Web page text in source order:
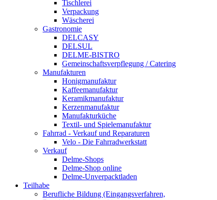
Tischlerei
Verpackung
Wäscherei
Gastronomie
DELCASY
DELSUL
DELME-BISTRO
Gemeinschaftsverpflegung / Catering
Manufakturen
Honigmanufaktur
Kaffeemanufaktur
Keramikmanufaktur
Kerzenmanufaktur
Manufakturküche
Textil- und Spielemanufaktur
Fahrrad - Verkauf und Reparaturen
Velo - Die Fahrradwerkstatt
Verkauf
Delme-Shops
Delme-Shop online
Delme-Unverpacktladen
Teilhabe
Berufliche Bildung (Eingangsverfahren,